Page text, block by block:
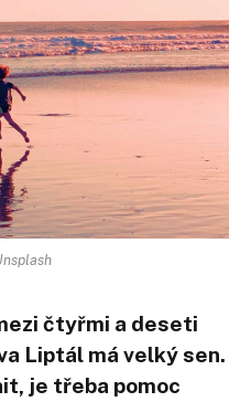
čtyřmi a deseti
Liptál má velký sen.
je třeba pomoc